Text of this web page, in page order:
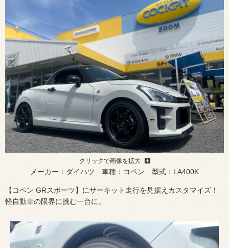
クリックで画像を拡大
メーカー：ダイハツ 車種：コペン 型式：LA400K
【コペン GRスポーツ】にサーキット走行を見据えカスタマイズ！
軽自動車の限界に挑む一台に。